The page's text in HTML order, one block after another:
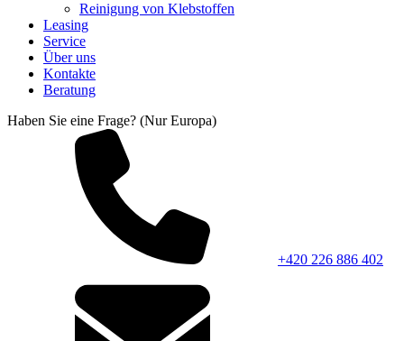
Reinigung von Klebstoffen
Leasing
Service
Über uns
Kontakte
Beratung
Haben Sie eine Frage? (Nur Europa)
+420 226 886 402